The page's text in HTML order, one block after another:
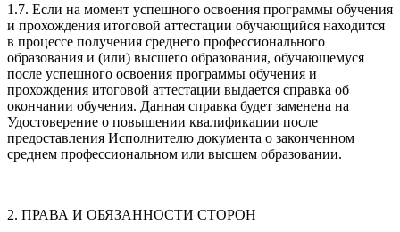
1.7. Если на момент успешного освоения программы обучения
и прохождения итоговой аттестации обучающийся находится
в процессе получения среднего профессионального
образования и (или) высшего образования, обучающемуся
после успешного освоения программы обучения и
прохождения итоговой аттестации выдается справка об
окончании обучения. Данная справка будет заменена на
Удостоверение о повышении квалификации после
предоставления Исполнителю документа о законченном
среднем профессиональном или высшем образовании.
2. ПРАВА И ОБЯЗАННОСТИ СТОРОН